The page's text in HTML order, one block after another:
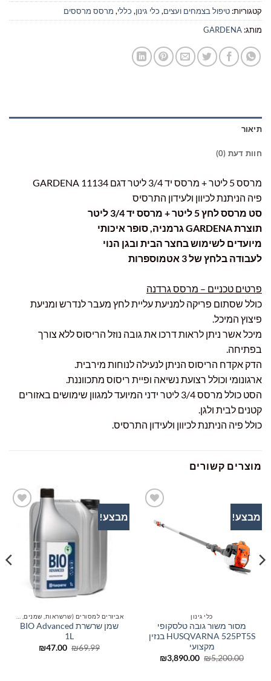
קטגוריות:טיפול בצמחים ועצים,כלי גינון,כללי,מרסס מרססים
מותג:GARDENA
תיאור
חוות דעת (0)
מרסס 5 ליטר + מרסס יד 3/4 ליטר דגם 11134 GARDENA
פיה הניתנת לכיוון ולעידון התרסיס
סט מרסס לחץ 5 ליטר + מרסס יד 3/4 ליטר
תוצרת GARDENA גרמניה, סופר איכותי
מיועדים לשימוש בחצר הבית ובגן הנוי
לעבודה בלחץ של 3 אטמוספרות
פרטים טכניים – מרסס גרדנה
כולל שסתום פריקה למניעת עליית לחץ מעבר לנדרש ומניעת
פיצוץ המיכל.
מיכל אשר ניתן לראות דרכו את גובה נוזל הריסוס ללא צורך
בפתיחה.
הדק אקדח הריסוס הניתן לנעילה לנוחות מירבית.
ארגונומי וכולל רצועת נשיאה ופיית ריסוס מתכווננת.
הסט כולל מרסס 3/4 ליטר ידני המיועד למגוון שימושים באזורים
קטנים לבית ולגן.
כולל פיה הניתנת לכיוון ולעידון התרסיס.
מוצרים קשורים
מבצע!
לרשימת
כלי גינון
מסור משור גובה טלסקופי
HUSQVARNA 525PT5S בנזין
מקצועי
₪5,200.00
המחיר
₪3,890.00
המחיר
מבצע!
אביזרים למסורים (שרשראות, שמנים, להבים)
שמן שרשרת BIO Advanced
1L
₪69.99
המחיר₪47.00
המחיר